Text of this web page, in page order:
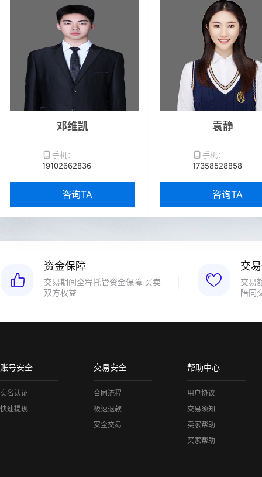
邓维凯
手机：
19102662836
咨询TA
袁静
手机：
17358528858
咨询TA
资金保障
交易期间全程托管资金保障 买卖
双方权益
交
交易
陪同
账号安全
实名认证
快速提现
交易安全
合同流程
极速退款
安全交易
帮助中心
用户协议
交易须知
卖家帮助
买家帮助